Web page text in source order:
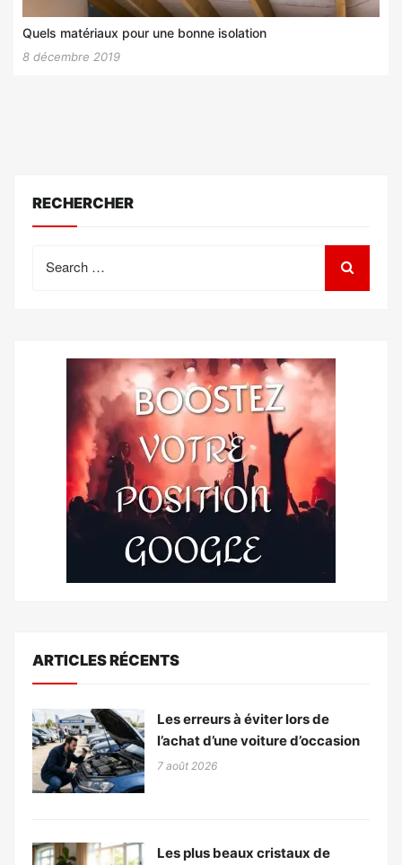
Quels matériaux pour une bonne isolation
8 décembre 2019
RECHERCHER
for:
ARTICLES RÉCENTS
Les erreurs à éviter lors de
l’achat d’une voiture d’occasion
7 août 2026
Les plus beaux cristaux de